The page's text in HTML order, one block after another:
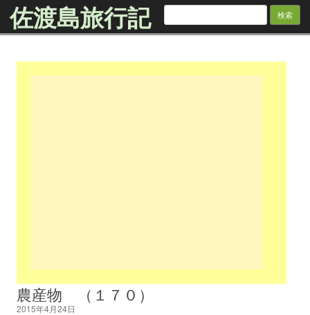
佐渡島旅行記 検
農産物 （１７０）
2015年4月24日